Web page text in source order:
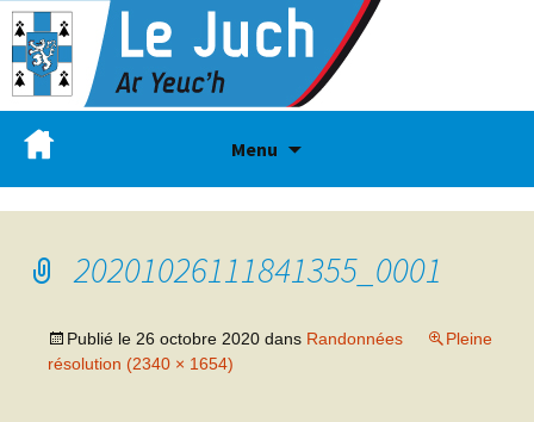
Menu
20201026111841355_0001
Publié le 26 octobre 2020 dans Randonnées
Pleine
résolution (2340 × 1654)